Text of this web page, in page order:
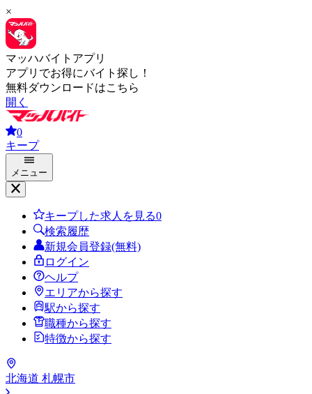
×
マッハバイトアプリ
アプリでお得にバイト探し！
無料ダウンロードはこちら
開く
0
キープ
メニュー
キープした求人を見る0
検索履歴
新規会員登録(無料)
ログイン
ヘルプ
エリアから探す
駅から探す
職種から探す
特徴から探す
北海道 札幌市